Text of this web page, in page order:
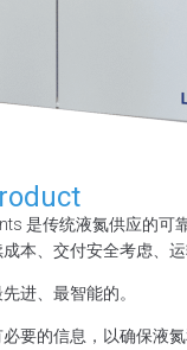
是传统液氮供应的可
本、交付安全考虑、运
进、最智能的。
要的信息，以确保液